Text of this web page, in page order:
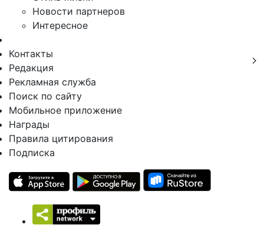
Новости партнеров
Интересное
Контакты
Редакция
Рекламная служба
Поиск по сайту
Мобильное приложение
Награды
Правила цитирования
Подписка